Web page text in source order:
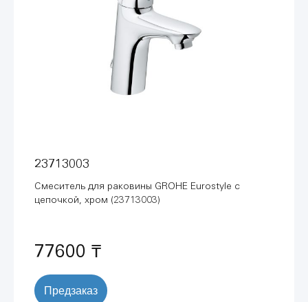
23713003
Смеситель для раковины GROHE Eurostyle с
цепочкой, хром (23713003)
77600 ₸
Предзаказ